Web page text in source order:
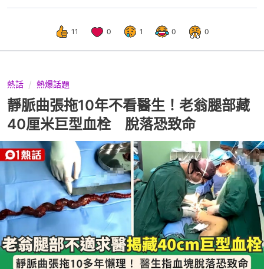
11 0 1 0 0
熱話 熱爆話題
靜脈曲張拖10年不看醫生！老翁腿部藏
40厘米巨型血栓 脫落恐致命